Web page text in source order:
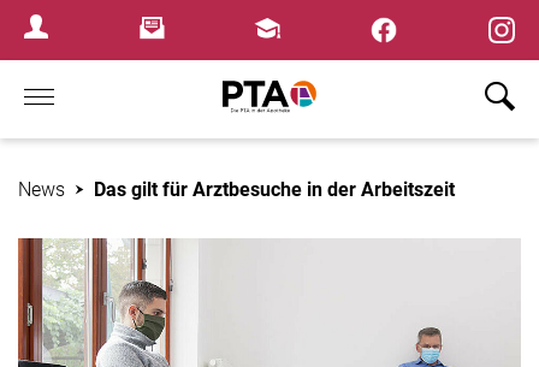
Login MenuNewsletterFortbildungen
Home
News Das gilt für Arztbesuche in der Arbeitszeit
×